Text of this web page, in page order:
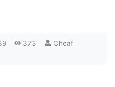
373
Cheaf